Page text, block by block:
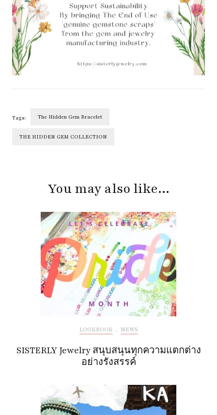
Tags: The Hidden Gem Bracelet
THE HIDDEN GEM COLLECTION
You may also like...
LOOKBOOK , NEWS
SISTERLY Jewelry สนุบสนุนทุกความแตกต่าง
อย่างรังสรรค์